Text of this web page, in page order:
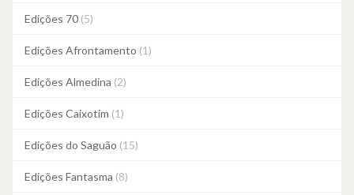
Edições 70 (5)
Edições Afrontamento (1)
Edições Almedina (2)
Edições Caixotim (1)
Edições do Saguão (15)
Edições Fantasma (8)